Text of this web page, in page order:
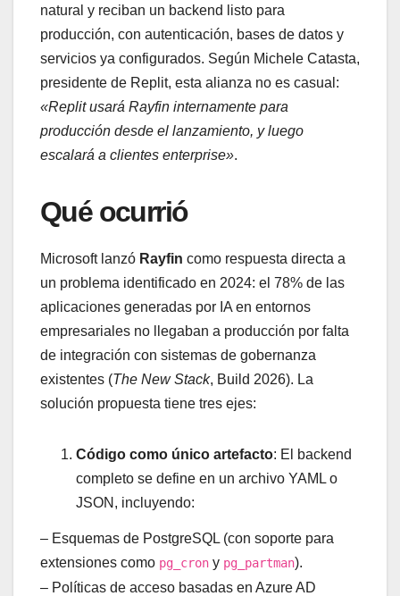
natural y reciban un backend listo para
producción, con autenticación, bases de datos y
servicios ya configurados. Según Michele Catasta,
presidente de Replit, esta alianza no es casual:
«Replit usará Rayfin internamente para
producción desde el lanzamiento, y luego
escalará a clientes enterprise».
Qué ocurrió
Microsoft lanzó Rayfin como respuesta directa a
un problema identificado en 2024: el 78% de las
aplicaciones generadas por IA en entornos
empresariales no llegaban a producción por falta
de integración con sistemas de gobernanza
existentes (The New Stack, Build 2026). La
solución propuesta tiene tres ejes:
Código como único artefacto: El backend
completo se define en un archivo YAML o
JSON, incluyendo:
– Esquemas de PostgreSQL (con soporte para
extensiones como pg_cron y pg_partman).
– Políticas de acceso basadas en Azure AD